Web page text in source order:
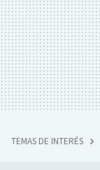
TEMAS DE INTERÉS